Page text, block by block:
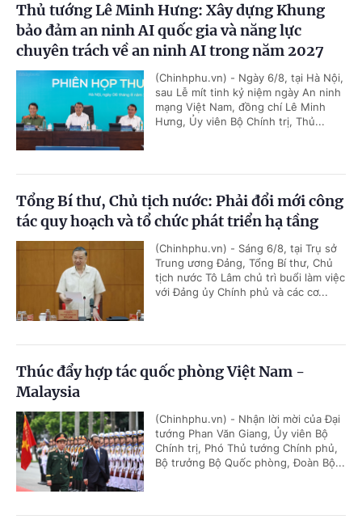
Thủ tướng Lê Minh Hưng: Xây dựng Khung
bảo đảm an ninh AI quốc gia và năng lực
chuyên trách về an ninh AI trong năm 2027
(Chinhphu.vn) - Ngày 6/8, tại Hà Nội,
sau Lễ mít tinh kỷ niệm ngày An ninh
mạng Việt Nam, đồng chí Lê Minh
Hưng, Ủy viên Bộ Chính trị, Thủ...
Tổng Bí thư, Chủ tịch nước: Phải đổi mới công
tác quy hoạch và tổ chức phát triển hạ tầng
(Chinhphu.vn) - Sáng 6/8, tại Trụ sở
Trung ương Đảng, Tổng Bí thư, Chủ
tịch nước Tô Lâm chủ trì buổi làm việc
với Đảng ủy Chính phủ và các cơ...
Thúc đẩy hợp tác quốc phòng Việt Nam -
Malaysia
(Chinhphu.vn) - Nhận lời mời của Đại
tướng Phan Văn Giang, Ủy viên Bộ
Chính trị, Phó Thủ tướng Chính phủ,
Bộ trưởng Bộ Quốc phòng, Đoàn Bộ...